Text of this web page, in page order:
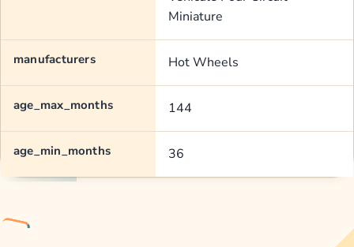
Miniature
manufacturers Hot Wheels
age_max_months 144
age_min_months 36